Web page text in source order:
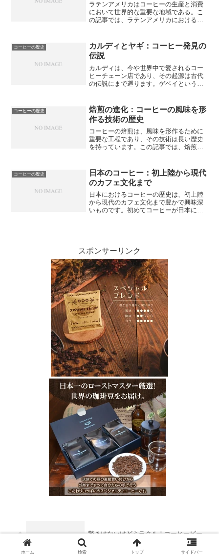
ラテンアメリカはコーヒーの生産と消費
において世界的な重要な地域である。こ
の記事では、ラテンアメリカにおけるコ
歴史について解説する。さらに、コーヒ
ー生産におけるラテンアメ...
コーヒーの歴史
カルディとヤギ：コーヒー発見の
伝説
カルディは、今や世界中で愛されるコー
ヒーチェーン店であり、その起源は古代
の伝説にまで遡ります。ゲベイという伝
名前がつけられました。この伝説的な出
来事は、コーヒー文化の広...
コーヒーの歴史
焙煎の進化：コーヒーの風味を形
作る技術の歴史
コーヒーの焙煎は、風味を形作るために
重要な工程であり、その技術は長い歴史
を持っています。この記事では、焙煎の
す。古代から現代まで、様々な方法が試
され、改良されてきました。...
コーヒーの歴史
日本のコーヒー：初上陸から現代
のカフェ文化まで
日本におけるコーヒーの歴史は、初上陸
から現代のカフェ文化まで豊かで興味深
いものです。初めてコーヒーが日本にも
スポンサーリンク
驚きはないけどミラクル！コーヒービー
ルの秘密とおうちで作る方法を伝授
ホーム 検索 トップ サイドバー